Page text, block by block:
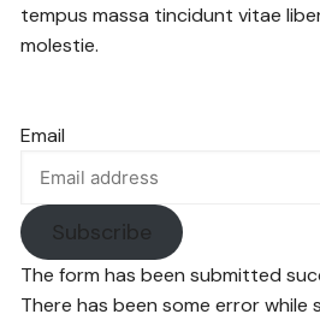
tempus massa tincidunt vitae
molestie.
Email
Subscribe
The form has been submitted
There has been some error while